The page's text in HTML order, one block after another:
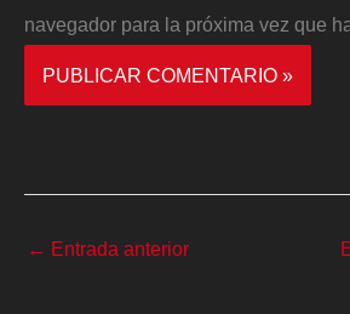
navegador para la próxima vez que
← Entrada anterior